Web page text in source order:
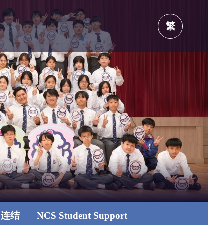
繁
连结 NCS Student Support